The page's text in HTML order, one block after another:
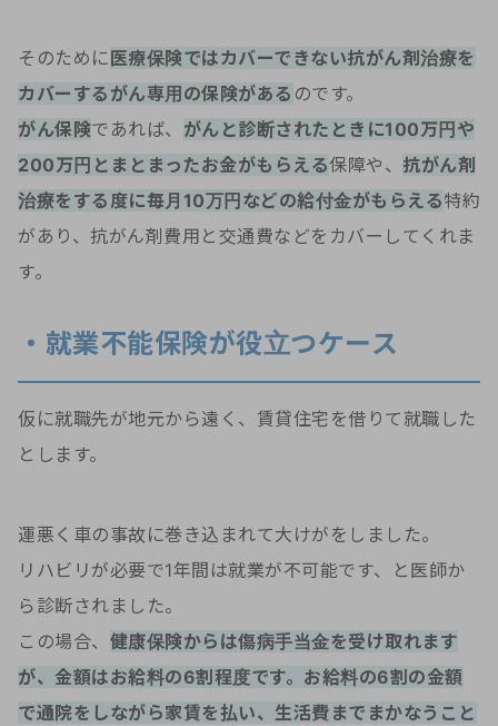
そのために 医療保険ではカバーできない抗がん剤治療を
カバーするがん専用の保険がある のです。
がん保険であれば、 がんと診断されたときに100万円や
200万円とまとまったお金がもらえる保障や、 抗がん剤
治療をする度に毎月10万円などの給付金がもらえる特約
があり、抗がん剤費用と交通費などをカバーしてくれま
す。
・就業不能保険が役立つケース
仮に就職先が地元から遠く、賃貸住宅を借りて就職した
とします。
運悪く車の事故に巻き込まれて大けがをしました。
リハビリが必要で1年間は就業が不可能です、と医師か
ら診断されました。
この場合、 健康保険からは傷病手当金を受け取れます
が、金額はお給料の6割程度です。お給料の6割の金額
で通院をしながら家賃を払い、生活費までまかなうこと